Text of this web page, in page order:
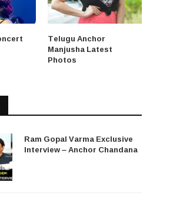
Telugu Anchor
Manjusha Latest
Photos
Ram Gopal Varma Exclusive
Interview – Anchor Chandana